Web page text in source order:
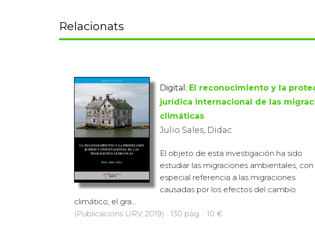
Relacionats
Digital: El reconocimiento y la
jurídica internacional de las
climáticas
Julio Sales, Didac
El objeto de esta investigación ha sido
estudiar las migraciones ambientales, con
especial referencia a las migraciones
causadas por los efectos del cambio
climático; el gra...
(Publicacions URV, 2019) · 130 pàg. · 10 €